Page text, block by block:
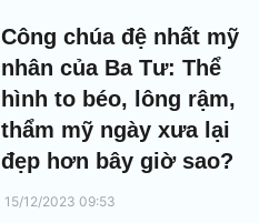
Công chúa đệ nhất mỹ
nhân của Ba Tư: Thể
hình to béo, lông rậm,
thẩm mỹ ngày xưa lại
đẹp hơn bây giờ sao?
15/12/2023 09:53